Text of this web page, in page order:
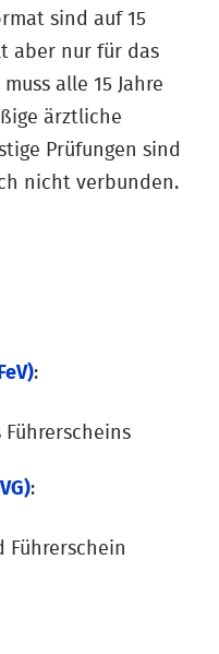
sind auf 15
aber nur für das
alle 15 Jahre
ärztliche
Prüfungen sind
nicht verbunden.
:
Führerscheins
:
Führerschein